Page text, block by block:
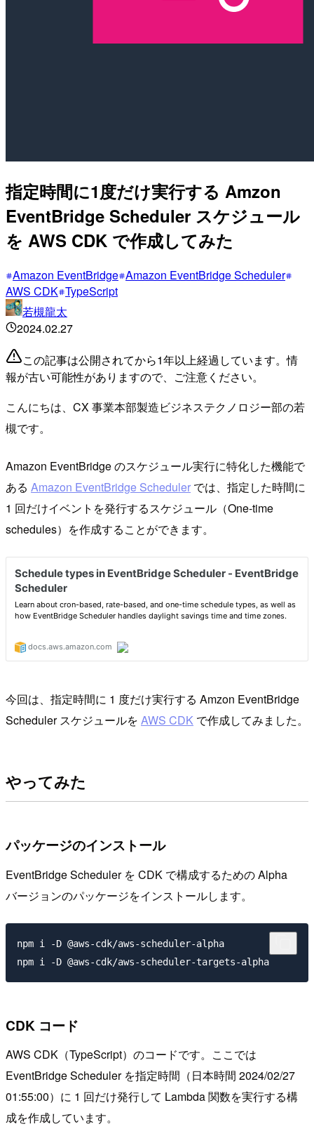
指定時間に1度だけ実行する Amzon
EventBridge Scheduler スケジュール
を AWS CDK で作成してみた
Amazon EventBridge Amazon EventBridge Scheduler
AWS CDK TypeScript
若槻龍太
2024.02.27
この記事は公開されてから1年以上経過しています。情
報が古い可能性がありますので、ご注意ください。
こんにちは、CX 事業本部製造ビジネステクノロジー部の若
槻です。
Amazon EventBridge のスケジュール実行に特化した機能で
ある Amazon EventBridge Scheduler では、指定した時間に
1 回だけイベントを発行するスケジュール（One-time
schedules）を作成することができます。
今回は、指定時間に 1 度だけ実行する Amzon EventBridge
Scheduler スケジュールを AWS CDK で作成してみました。
やってみた
パッケージのインストール
EventBridge Scheduler を CDK で構成するための Alpha
バージョンのパッケージをインストールします。
npm i -D @aws-cdk/aws-scheduler-alpha
CDK コード
AWS CDK（TypeScript）のコードです。ここでは
EventBridge Scheduler を指定時間（日本時間 2024/02/27
01:55:00）に 1 回だけ発行して Lambda 関数を実行する構
成を作成しています。